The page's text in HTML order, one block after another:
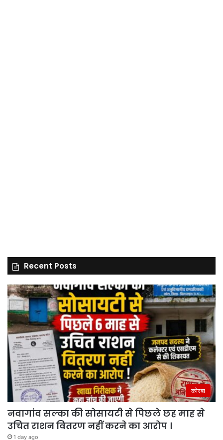
Recent Posts
कोरबा
नवागांव सल्का की सोसायटी से पिछले छह माह से
उचित राशन वितरण नहीं करने का आरोप ।
1 day ago